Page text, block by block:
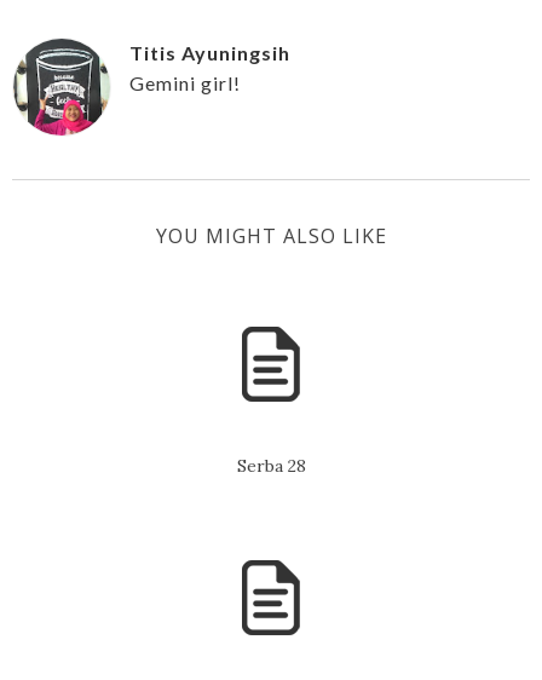
Titis Ayuningsih
Gemini girl!
YOU MIGHT ALSO LIKE
Serba 28